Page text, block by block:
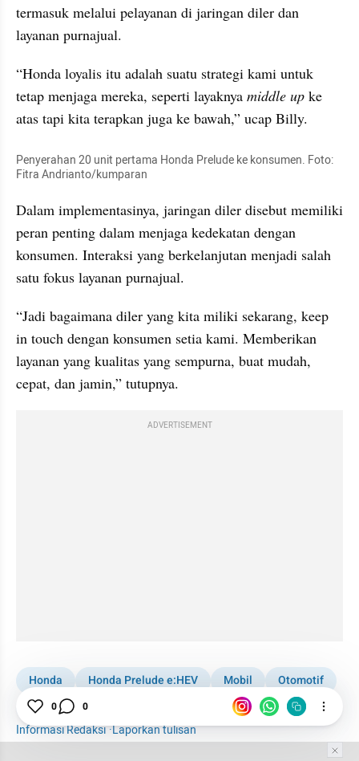
termasuk melalui pelayanan di jaringan diler dan
layanan purnajual.
“Honda loyalis itu adalah suatu strategi kami untuk
tetap menjaga mereka, seperti layaknya middle up ke
atas tapi kita terapkan juga ke bawah,” ucap Billy.
Penyerahan 20 unit pertama Honda Prelude ke konsumen. Foto:
Fitra Andrianto/kumparan
Dalam implementasinya, jaringan diler disebut memiliki
peran penting dalam menjaga kedekatan dengan
konsumen. Interaksi yang berkelanjutan menjadi salah
satu fokus layanan purnajual.
“Jadi bagaimana diler yang kita miliki sekarang, keep
in touch dengan konsumen setia kami. Memberikan
layanan yang kualitas yang sempurna, buat mudah,
cepat, dan jamin,” tutupnya.
ADVERTISEMENT
Honda Honda Prelude e:HEV Mobil
Otomotif
Nostalgia
Informasi Redaksi·Laporkan tulisan
0 0